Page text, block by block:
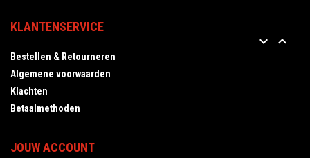
KLANTENSERVICE
 
Bestellen & Retourneren
Algemene voorwaarden
Klachten
Betaalmethoden
JOUW ACCOUNT